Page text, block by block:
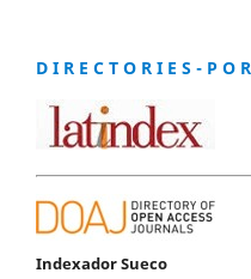
D I R E C T O R I E S - P O
Indexador Sueco